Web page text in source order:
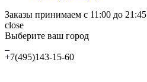
Заказы принимаем с 11:00 до 21:45
close
Выберите ваш город
+7(495)143-15-60